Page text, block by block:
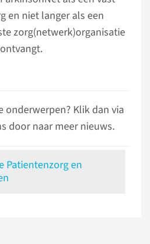
en niet langer als een
zorg(netwerk)organisatie
onderwerpen? Klik dan via
door naar meer nieuws.
Patientenzorg en